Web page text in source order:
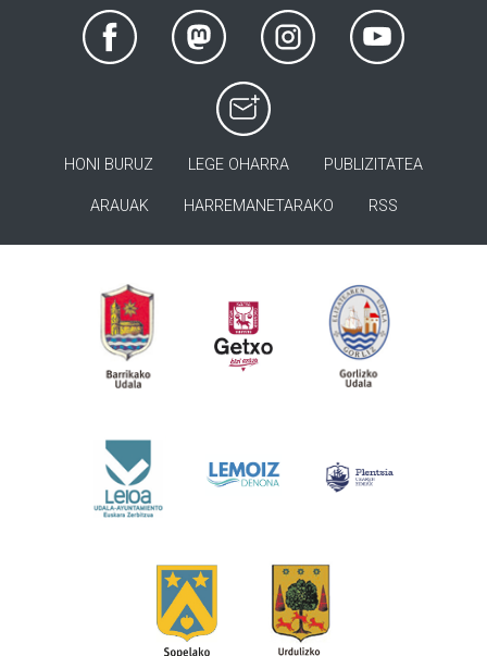
HONI BURUZ LEGE OHARRA PUBLIZITATEA
ARAUAK HARREMANETARAKO RSS